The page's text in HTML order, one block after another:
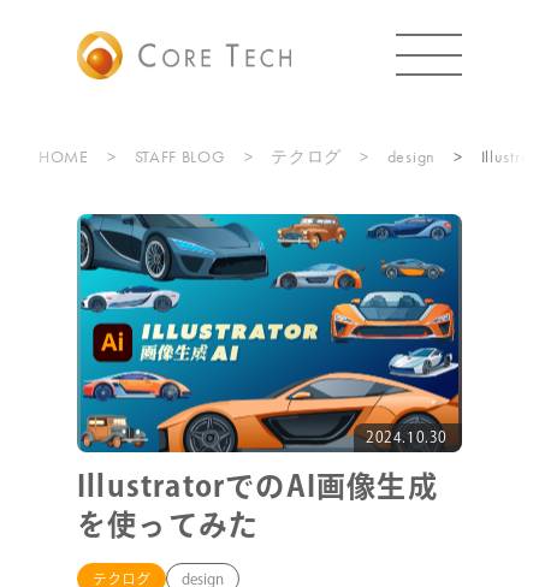
HOME STAFF BLOG テクログ design
2024.10.30
IllustratorでのAI画像生成
を使ってみた
テクログ design